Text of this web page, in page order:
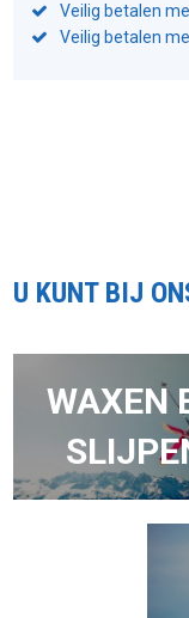
Veilig betalen
Veilig betalen
U KUNT BIJ
WAXEN